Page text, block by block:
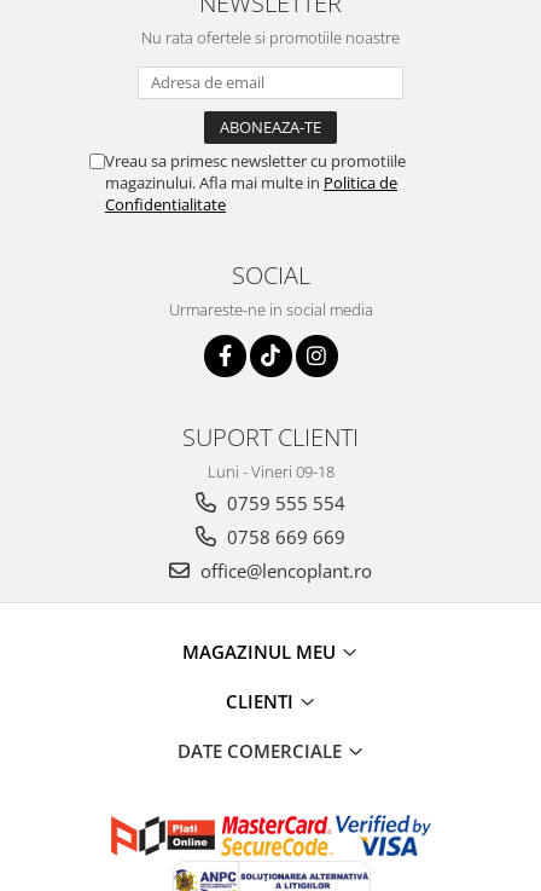
Nu rata ofertele si promotiile noastre
Vreau sa primesc newsletter cu promotiile
magazinului. Afla mai multe in Politica de
Confidentialitate
SOCIAL
Urmareste-ne in social media
SUPORT CLIENTI
Luni - Vineri 09-18
0759 555 554
0758 669 669
office@lencoplant.ro
MAGAZINUL MEU
CLIENTI
DATE COMERCIALE